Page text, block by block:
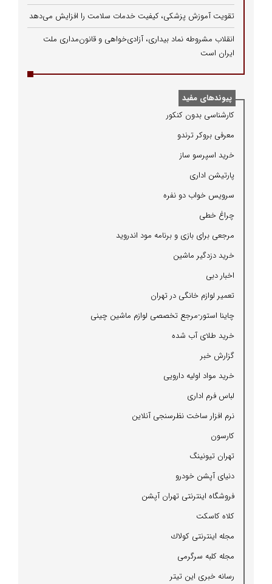
تقویت آموزش پزشکی، کیفیت خدمات سلامت را افزایش می‌دهد
انقلاب مشروطه نماد بیداری، آزادی‌خواهی و قانون‌مداری ملت
ایران است
پیوندهای مفید
كارشناسی بدون كنكور
معرفی بروكر ترندو
خرید اسپرسو ساز
پارتیشن اداری
سرویس خواب دو نفره
چراغ خطی
مرجعی برای بازی و برنامه مود اندروید
خرید دزدگیر ماشین
اخبار دبی
تعمیر لوازم خانگی در تهران
چاینا استور-مرجع تخصصی لوازم ماشین چینی
خرید طلای آب شده
گزارش خبر
خرید مواد اولیه دارویی
لباس فرم اداری
نرم افزار ساخت نظرسنجی آنلاین
كارسون
تهران تیونینگ
دنیای آپشن خودرو
فروشگاه اینترنتی تهران آپشن
كلاه كاسكت
مجله اینترنتی كولاك
مجله كلبه سرگرمی
رسانه خبری این تیتر